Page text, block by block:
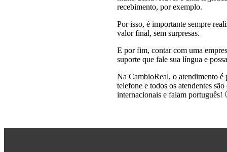
recebimento, por exemplo.
Por isso, é importante sempre
valor final, sem surpresas.
E por fim, contar com uma
suporte que fale sua língua e
Na CambioReal, o atendimento é
telefone e todos os atendentes são
internacionais e falam português!